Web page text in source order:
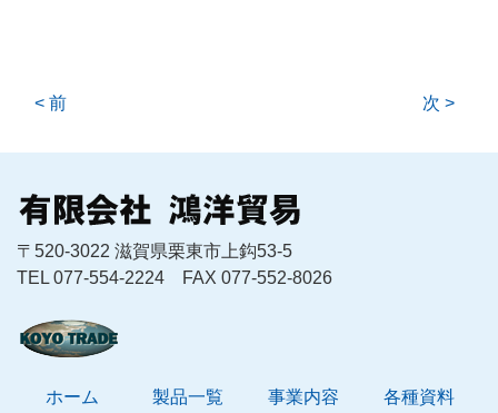
< 前 次 >
〒520-3022 滋賀県栗東市上鈎53-5
TEL 077-554-2224 FAX 077-552-8026
ホーム 製品一覧 事業内容 各種資料